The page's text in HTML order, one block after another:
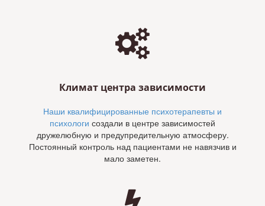
Климат центра зависимости
Наши квалифицированные психотерапевты и
психологи создали в центре зависимостей
дружелюбную и предупредительную атмосферу.
Постоянный контроль над пациентами не навязчив и
мало заметен.